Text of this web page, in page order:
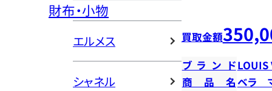
財布・小物
エルメス
シャネル
買取金額
ブランドLOUIS
商品名ベラ